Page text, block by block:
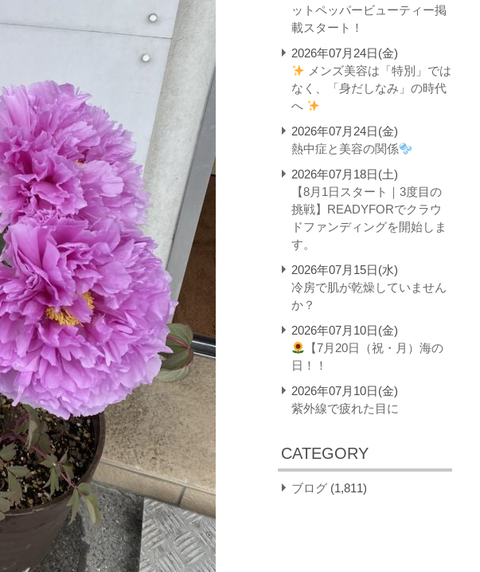
ットペッパービューティー掲
載スタート！
2026年07月24日(金)
メンズ美容は「特別」では
なく、「身だしなみ」の時代
へ
2026年07月24日(金)
熱中症と美容の関係
2026年07月18日(土)
【8月1日スタート｜3度目の
挑戦】READYFORでクラウ
ドファンディングを開始しま
す。
2026年07月15日(水)
冷房で肌が乾燥していません
か？
2026年07月10日(金)
【7月20日（祝・月）海の
日！！
2026年07月10日(金)
紫外線で疲れた目に
CATEGORY
ブログ(1,811)